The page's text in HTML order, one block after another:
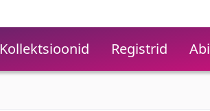
Kollektsioonid Registrid